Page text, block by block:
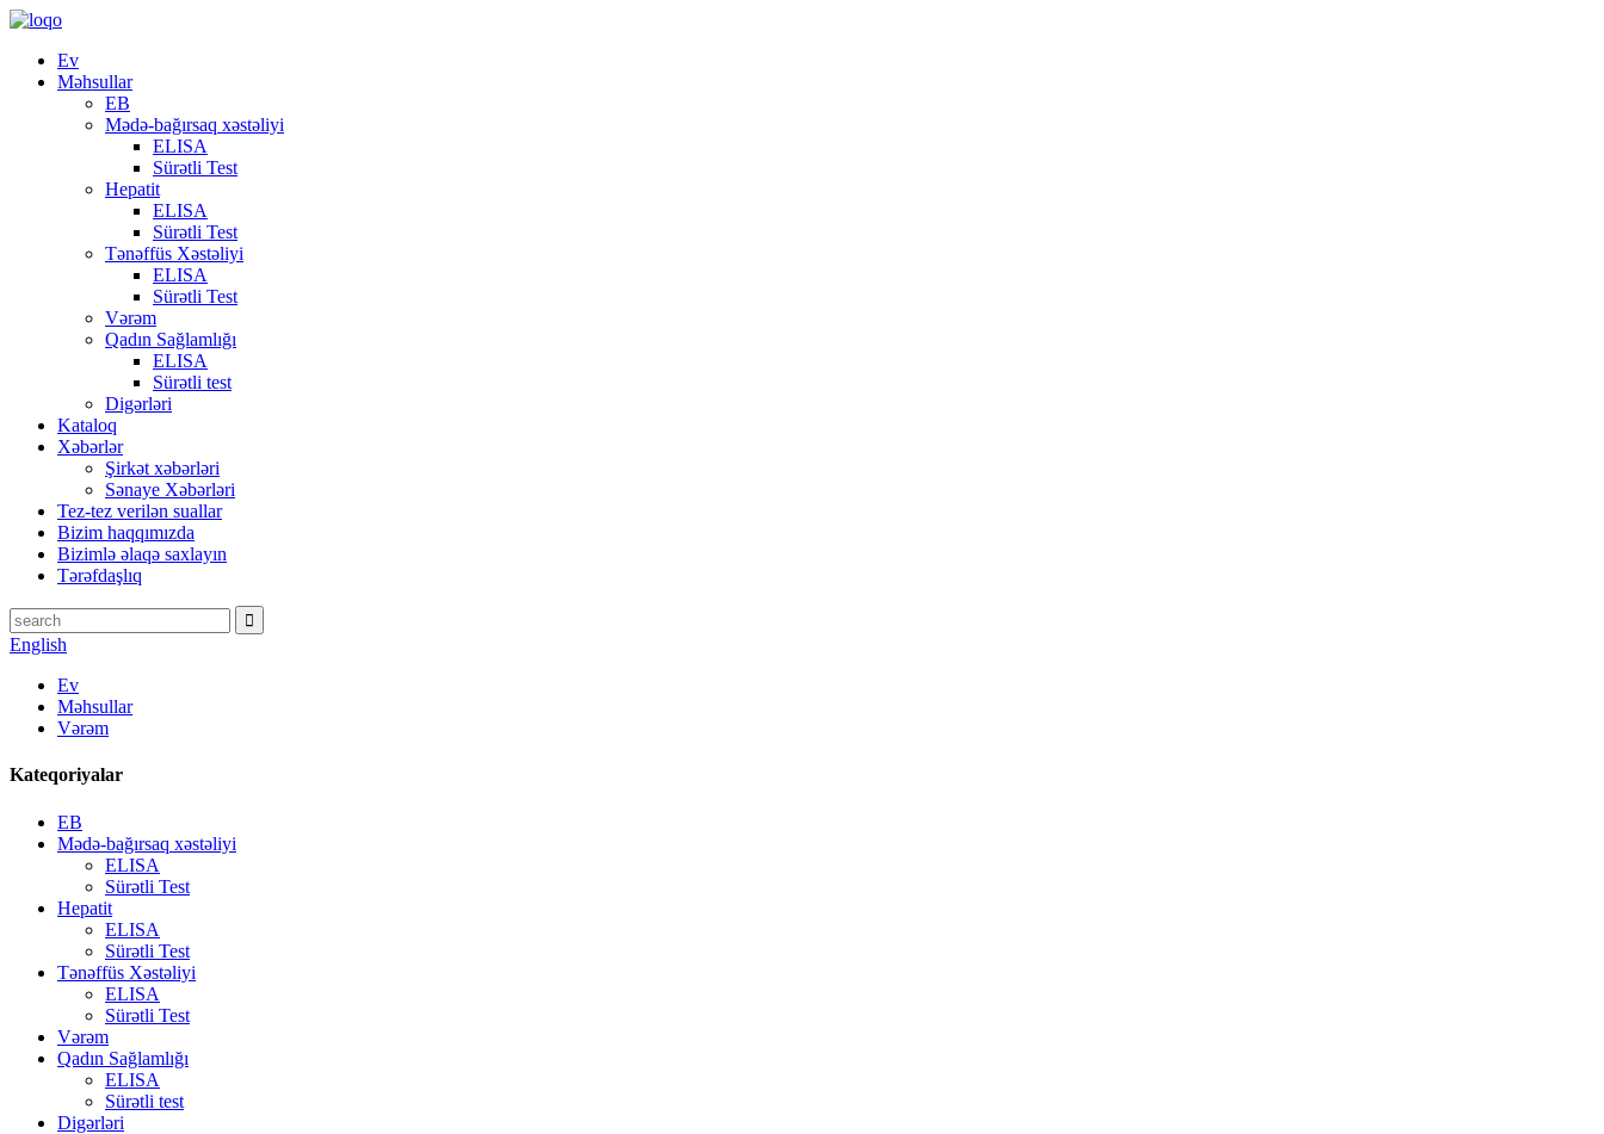
Ev
Məhsullar
EB
Mədə-bağırsaq xəstəliyi
ELISA
Sürətli Test
Hepatit
ELISA
Sürətli Test
Tənəffüs Xəstəliyi
ELISA
Sürətli Test
Vərəm
Qadın Sağlamlığı
ELISA
Sürətli test
Digərləri
Kataloq
Xəbərlər
Şirkət xəbərləri
Sənaye Xəbərləri
Tez-tez verilən suallar
Bizim haqqımızda
Bizimlə əlaqə saxlayın
Tərəfdaşlıq
English
Ev
Məhsullar
Vərəm
Kateqoriyalar
EB
Mədə-bağırsaq xəstəliyi
ELISA
Sürətli Test
Hepatit
ELISA
Sürətli Test
Tənəffüs Xəstəliyi
ELISA
Sürətli Test
Vərəm
Qadın Sağlamlığı
ELISA
Sürətli test
Digərləri